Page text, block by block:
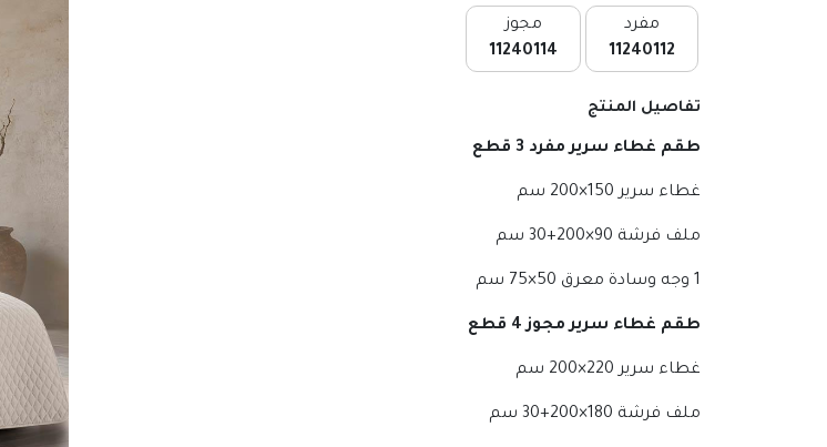
مفرد
11240112
مجوز
11240114
تفاصيل المنتج
طقم غطاء سرير مفرد 3 قطع
غطاء سرير 150×200 سم
ملف فرشة 90×200+30 سم
1 وجه وسادة معرق 50×75 سم
طقم غطاء سرير مجوز 4 قطع
غطاء سرير 220×200 سم
ملف فرشة 180×200+30 سم